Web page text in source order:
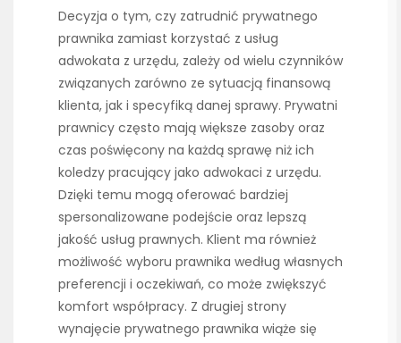
Decyzja o tym, czy zatrudnić prywatnego
prawnika zamiast korzystać z usług
adwokata z urzędu, zależy od wielu czynników
związanych zarówno ze sytuacją finansową
klienta, jak i specyfiką danej sprawy. Prywatni
prawnicy często mają większe zasoby oraz
czas poświęcony na każdą sprawę niż ich
koledzy pracujący jako adwokaci z urzędu.
Dzięki temu mogą oferować bardziej
spersonalizowane podejście oraz lepszą
jakość usług prawnych. Klient ma również
możliwość wyboru prawnika według własnych
preferencji i oczekiwań, co może zwiększyć
komfort współpracy. Z drugiej strony
wynajęcie prywatnego prawnika wiąże się